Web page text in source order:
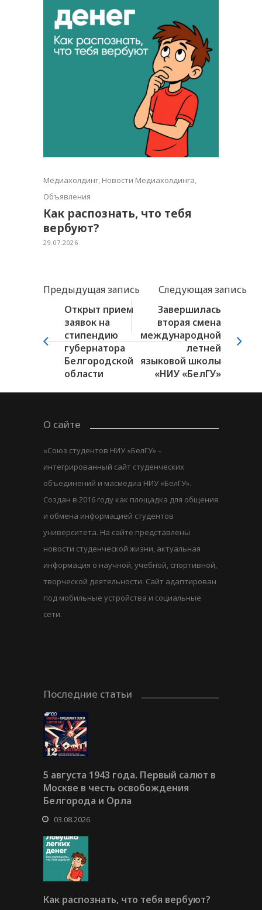
Медиахолдинг, Новости Медиахолдинга,
Объявления
Как распознать, что тебя
вербуют?
29.07.2026
Предыдущая запись
Следующая запись
Открыт прием
заявок на
стипендию
губернатора
Белгородской
области
Завершилась
вторая смена
международной
летней
языковой школы
«НИУ «БелГУ»
О сайте
«Союз студентов НИУ «БелГУ» –
интегрированный сайт студенческих
объединений и масмедиа НИУ «БелГУ».
Создан в 2016 году как площадка для общения
и обмена информацией студентов
университета. На сайте представлены
новости студенческой жизни, актуальная
информация о научной, учебной, спортивной,
творческой деятельности. Сайт адаптирован
под мобильные устройства и социальные
сети.
Последние статьи
5 августа 1943 года. Первый салют в
Москве в честь освобождения
Белгорода и Орла
03.08.2026
Как распознать, что тебя вербуют?